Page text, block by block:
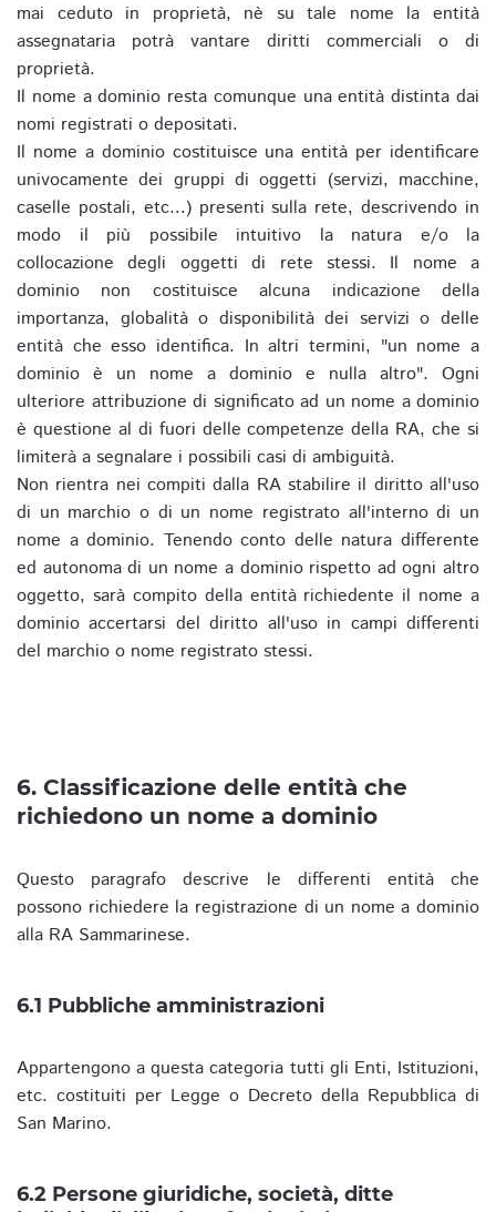
mai ceduto in proprietà, nè su tale nome la entità
assegnataria potrà vantare diritti commerciali o di
proprietà.
Il nome a dominio resta comunque una entità distinta dai
nomi registrati o depositati.
Il nome a dominio costituisce una entità per identificare
univocamente dei gruppi di oggetti (servizi, macchine,
caselle postali, etc...) presenti sulla rete, descrivendo in
modo il più possibile intuitivo la natura e/o la
collocazione degli oggetti di rete stessi. Il nome a
dominio non costituisce alcuna indicazione della
importanza, globalità o disponibilità dei servizi o delle
entità che esso identifica. In altri termini, "un nome a
dominio è un nome a dominio e nulla altro". Ogni
ulteriore attribuzione di significato ad un nome a dominio
è questione al di fuori delle competenze della RA, che si
limiterà a segnalare i possibili casi di ambiguità.
Non rientra nei compiti dalla RA stabilire il diritto all'uso
di un marchio o di un nome registrato all'interno di un
nome a dominio. Tenendo conto delle natura differente
ed autonoma di un nome a dominio rispetto ad ogni altro
oggetto, sarà compito della entità richiedente il nome a
dominio accertarsi del diritto all'uso in campi differenti
del marchio o nome registrato stessi.
6. Classificazione delle entità che
richiedono un nome a dominio
Questo paragrafo descrive le differenti entità che
possono richiedere la registrazione di un nome a dominio
alla RA Sammarinese.
6.1 Pubbliche amministrazioni
Appartengono a questa categoria tutti gli Enti, Istituzioni,
etc. costituiti per Legge o Decreto della Repubblica di
San Marino.
6.2 Persone giuridiche, società, ditte